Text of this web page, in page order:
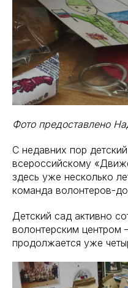
Фото предоставлено
С недавних пор
всероссийскому
здесь уже несколько
команда волонтеров-
Детский сад активно
волонтерским центром
продолжается уже